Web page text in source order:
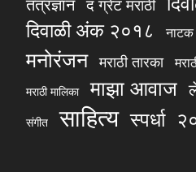
द ग्रेट मराठी
दिवाळी अंक २०१८
नाटक
मनोरंजन मराठी तारका
मराठी मालिका माझा आवाज
संगीत साहित्य स्पर्धा